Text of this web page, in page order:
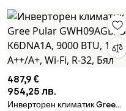
Auto, R-32, Бежов/Черен
487,9 €
954,25 лв.
Инверторен климатик Gree